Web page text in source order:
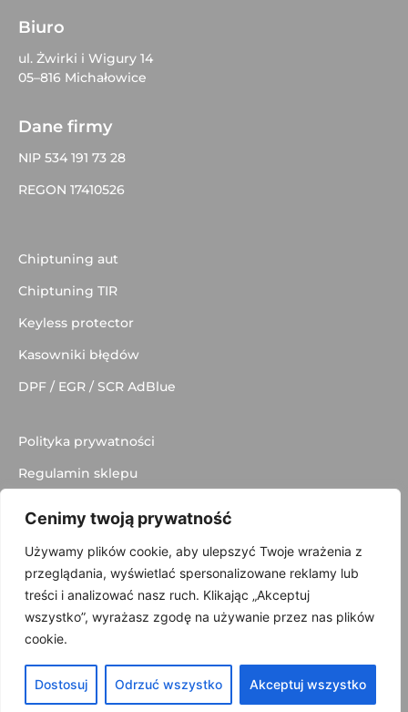
Cenimy twoją prywatność
Używamy plików cookie, aby ulepszyć Twoje wrażenia z
przeglądania, wyświetlać spersonalizowane reklamy lub
treści i analizować nasz ruch. Klikając „Akceptuj
wszystko”, wyrażasz zgodę na używanie przez nas plików
cookie.
Dostosuj Odrzuć wszystko Akceptuj wszystko
Biuro
ul. Żwirki i Wigury 14
05–816 Michałowice
Dane firmy
NIP 534 191 73 28
REGON 17410526
Chiptuning aut
Chiptuning TIR
Keyless protector
Kasowniki błędów
DPF / EGR / SCR AdBlue
Polityka prywatności
Regulamin sklepu
© 2025 made with